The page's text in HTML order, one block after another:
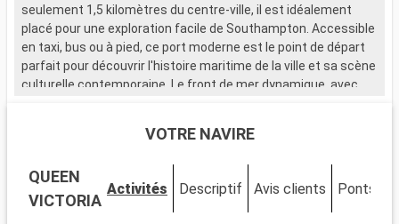
seulement 1,5 kilomètres du centre-ville, il est idéalement
placé pour une exploration facile de Southampton. Accessible
en taxi, bus ou à pied, ce port moderne est le point de départ
parfait pour découvrir l'histoire maritime de la ville et sa scène
culturelle contemporaine. Le front de mer dynamique, avec
Southampton, ville portuaire chargée d'histoire, est riche en
sites d'intérêt. Le musée SeaCity narre l'histoire du Titanic,
étroitement liée à la ville. Les murs médiévaux et la Bargate,
VOTRE NAVIRE
QUEEN
VICTORIA
Activités Descriptif Avis clients Ponts